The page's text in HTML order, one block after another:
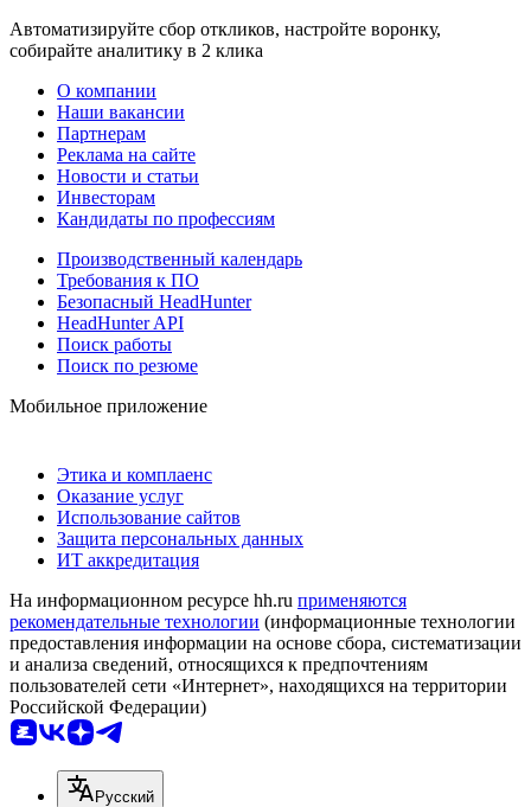
Автоматизируйте сбор откликов, настройте воронку,
собирайте аналитику в 2 клика
О компании
Наши вакансии
Партнерам
Реклама на сайте
Новости и статьи
Инвесторам
Кандидаты по профессиям
Производственный календарь
Требования к ПО
Безопасный HeadHunter
HeadHunter API
Поиск работы
Поиск по резюме
Мобильное приложение
Этика и комплаенс
Оказание услуг
Использование сайтов
Защита персональных данных
ИТ аккредитация
На информационном ресурсе hh.ru применяются
рекомендательные технологии (информационные технологии
предоставления информации на основе сбора, систематизации
и анализа сведений, относящихся к предпочтениям
пользователей сети «Интернет», находящихся на территории
Российской Федерации)
Русский